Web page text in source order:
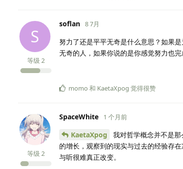
S
soflan
等级 2
8 7月
努力了还是平平无奇是什么意思？如果
无奇的人，如果你说的是你感觉努力也
momo 和 KaetaXpog 觉得很赞
SpaceWhite
等级 2
1 个月前
KaetaXpog
我对哲学概念并不是
的增长，观察到的现实与过去的经验存
与听很难真正改变。